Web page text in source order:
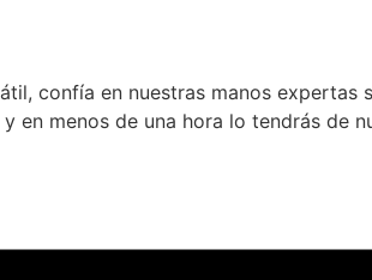
confía en nuestras manos expertas
en menos de una hora lo tendrás de